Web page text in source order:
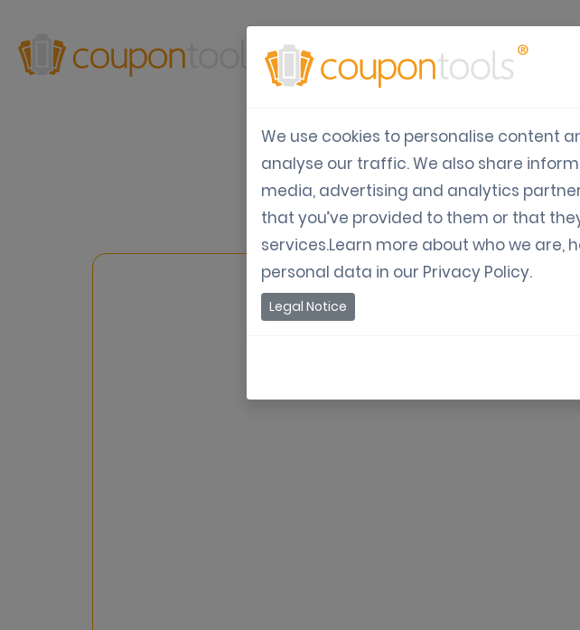
Produtos Soluções Indústria
We use cookies to personalise content
analyse our traffic. We also share
media, advertising and analytics
that you’ve provided to them or that
services.Learn more about who we are,
personal data in our Privacy Policy.
Legal Notice